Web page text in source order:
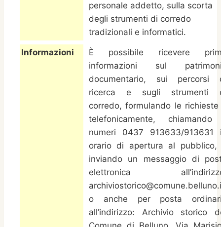
personale addetto, sulla scorta
degli strumenti di corredo
tradizionali e informatici.
Informazioni
È possibile ricevere
informazioni sul
documentario, sui percorsi
ricerca e sugli strumenti
corredo, formulando le richieste
telefonicamente,
numeri 0437 913633/913631
orario di apertura al pubblico,
inviando un messaggio di
elettronica
o anche per posta
all’indirizzo: Archivio storico